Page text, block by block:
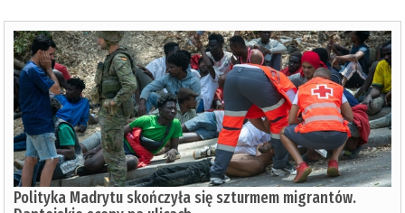
Polityka Madrytu skończyła się szturmem migrantów.